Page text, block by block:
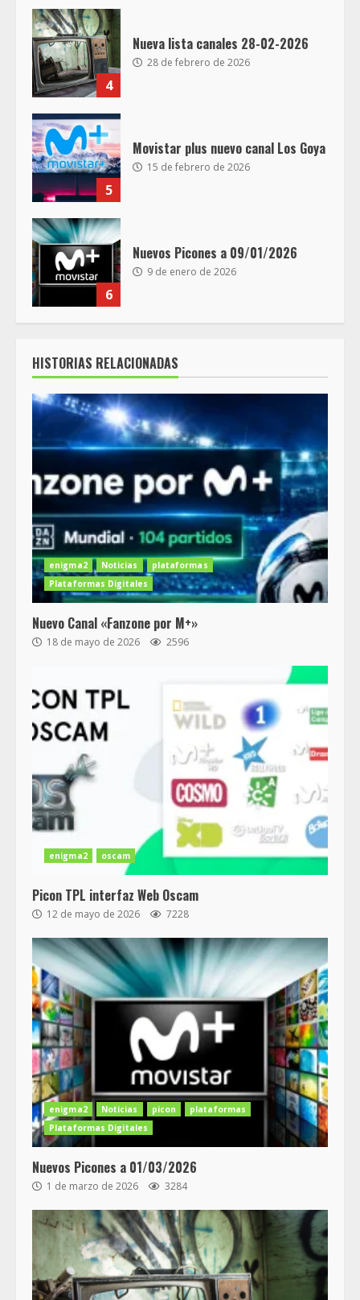
4
Nueva lista canales 28-02-2026
28 de febrero de 2026
5
Movistar plus nuevo canal Los Goya
15 de febrero de 2026
6
Nuevos Picones a 09/01/2026
9 de enero de 2026
HISTORIAS RELACIONADAS
enigma2 Noticias
plataformas
Plataformas Digitales
Nuevo Canal «Fanzone por M+»
18 de mayo de 2026 2596
enigma2 oscam
Picon TPL interfaz Web Oscam
12 de mayo de 2026 7228
enigma2 Noticias picon
plataformas
Plataformas Digitales
Nuevos Picones a 01/03/2026
1 de marzo de 2026 3284